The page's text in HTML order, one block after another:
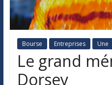
Bourse Entreprises Une
Le grand
Dorsey